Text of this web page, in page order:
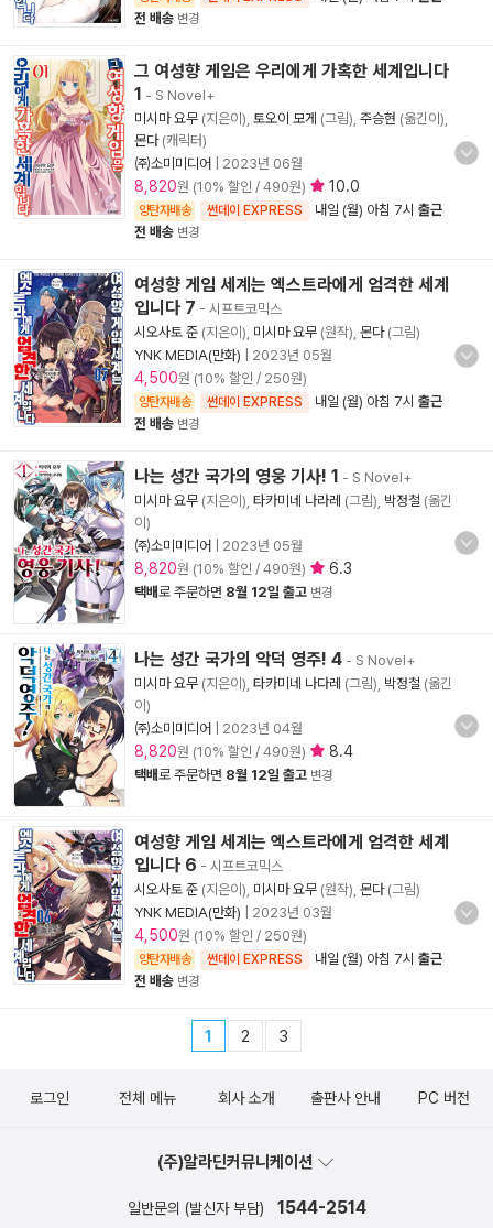
전 배송 변경
그 여성향 게임은 우리에게 가혹한 세계입니다
1 - S Novel+
미시마 요무 (지은이), 토오이 모게 (그림), 주승현 (옮긴이),
몬다(캐릭터)
㈜소미미디어
2023년 06월
8,820원 (10% 할인 / 490원) 10.0
양탄자배송 썬데이 EXPRESS 내일 (월) 아침 7시 출근
전 배송 변경
여성향 게임 세계는 엑스트라에게 엄격한 세계
입니다 7 - 시프트코믹스
시오사토 준 (지은이), 미시마 요무 (원작), 몬다(그림)
YNK MEDIA(만화)
2023년 05월
4,500원 (10% 할인 / 250원)
양탄자배송 썬데이 EXPRESS 내일 (월) 아침 7시 출근
전 배송 변경
나는 성간 국가의 영웅 기사! 1 - S Novel+
미시마 요무 (지은이), 타카미네 나라레 (그림), 박정철 (옮긴
이)
㈜소미미디어
2023년 05월
8,820원 (10% 할인 / 490원) 6.3
택배로 주문하면 8월 12일 출고 변경
나는 성간 국가의 악덕 영주! 4 - S Novel+
미시마 요무 (지은이), 타카미네 나다레 (그림), 박정철 (옮긴
이)
㈜소미미디어
2023년 04월
8,820원 (10% 할인 / 490원) 8.4
택배로 주문하면 8월 12일 출고 변경
여성향 게임 세계는 엑스트라에게 엄격한 세계
입니다 6 - 시프트코믹스
시오사토 준 (지은이), 미시마 요무 (원작), 몬다(그림)
YNK MEDIA(만화)
2023년 03월
4,500원 (10% 할인 / 250원)
양탄자배송 썬데이 EXPRESS 내일 (월) 아침 7시 출근
전 배송 변경
1 2 3
로그인 전체 메뉴 회사 소개 출판사 안내 PC 버전
(주)알라딘커뮤니케이션
일반문의 (발신자 부담) 1544-2514